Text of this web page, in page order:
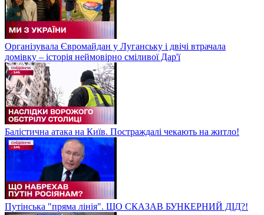
Організувала Євромайдан у Луганську і двічі втрачала
домівку – історія неймовірно сміливої Дар'ї
Балістична атака на Київ. Постраждалі чекають на житло!
Путінська "пряма лінія". ЩО СКАЗАВ БУНКЕРНИЙ ДІД?!